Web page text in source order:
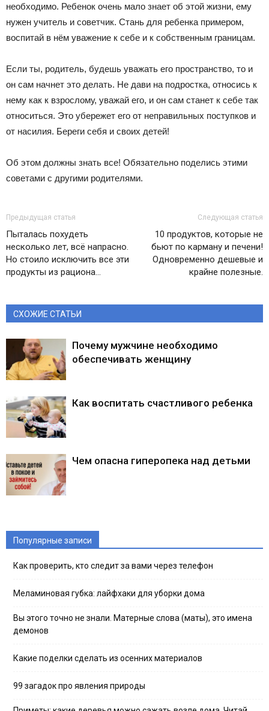
необходимо. Ребенок очень мало знает об этой жизни, ему
нужен учитель и советчик. Стань для ребенка примером,
воспитай в нём уважение к себе и к собственным границам.
Если ты, родитель, будешь уважать его пространство, то и
он сам начнет это делать. Не дави на подростка, относись к
нему как к взрослому, уважай его, и он сам станет к себе так
относиться. Это убережет его от неправильных поступков и
от насилия. Береги себя и своих детей!
Об этом должны знать все! Обязательно поделись этими
советами с другими родителями.
Предыдущая статья
Пыталась похудеть
несколько лет, всё напрасно.
Но стоило исключить все эти
продукты из рациона…
Следующая статья
10 продуктов, которые не
бьют по карману и печени!
Одновременно дешевые и
крайне полезные.
СХОЖИЕ СТАТЬИ
Почему мужчине необходимо
обеспечивать женщину
Как воспитать счастливого ребенка
Чем опасна гиперопека над детьми
Популярные записи
Как проверить, кто следит за вами через телефон
Меламиновая губка: лайфхаки для уборки дома
Вы этого точно не знали. Матерные слова (маты), это имена
демонов
Какие поделки сделать из осенних материалов
99 загадок про явления природы